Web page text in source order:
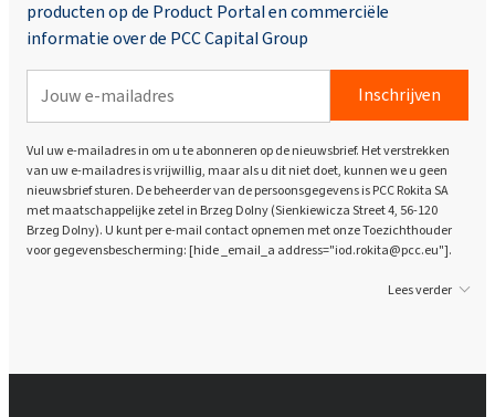
Rokopol iCan 2432
Rokopol iCan 2770
Rokopol iCan 4100
Rokopol® vTec 770 (Polyetherpolyol)
producten op de Product Portal en commerciële
informatie over de PCC Capital Group
Inschrijven
Vul uw e-mailadres in om u te abonneren op de nieuwsbrief. Het verstrekken
van uw e-mailadres is vrijwillig, maar als u dit niet doet, kunnen we u geen
nieuwsbrief sturen. De beheerder van de persoonsgegevens is PCC Rokita SA
met maatschappelijke zetel in Brzeg Dolny (Sienkiewicza Street 4, 56-120
Brzeg Dolny). U kunt per e-mail contact opnemen met onze Toezichthouder
voor gegevensbescherming: [hide _email_a address="iod.rokita@pcc.eu"].
Lees verder